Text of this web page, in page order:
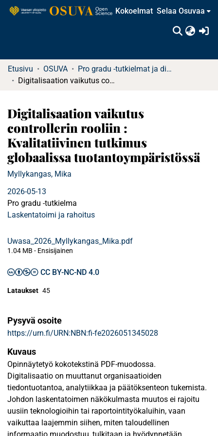
Kokoelmat Selaa Osuvaa
Etusivu OSUVA
Pro gradu -tutkielmat ja diplomityöt
Digitalisaation vaikutus controllerin rooliin : Kvalitatiivinen tutkimus globaalissa tuotantoympäristössä
Digitalisaation vaikutus
controllerin rooliin :
Kvalitatiivinen tutkimus
globaalissa tuotantoympäristössä
Myllykangas, Mika
2026-05-13
Pro gradu -tutkielma
Laskentatoimi ja rahoitus
Uwasa_2026_Myllykangas_Mika.pdf
1.04 MB - Ensisijainen
CC BY-NC-ND 4.0
Lataukset 45
Pysyvä osoite
https://urn.fi/URN:NBN:fi-fe2026051345028
Kuvaus
Opinnäytetyö kokotekstinä PDF-muodossa.
Digitalisaatio on muuttanut organisaatioiden
tiedontuotantoa, analytiikkaa ja päätöksenteon tukemista.
Johdon laskentatoimen näkökulmasta muutos ei rajoitu
uusiin teknologioihin tai raportointityökaluihin, vaan
vaikuttaa laajemmin siihen, miten taloudellinen